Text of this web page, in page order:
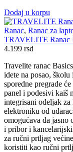
Dodaj u korpu
Ranac, Ranac za
TRAVELITE Ranac
4.199 rsd
Travelite ranac
idete na posao,
sporedne pregrade
panel i podesivi kaiš
integrisani odeljak
elektroniku od
omogućava da jasno
i pribor i kancelarijski
za ručni prtljag
koristiti kao ručni